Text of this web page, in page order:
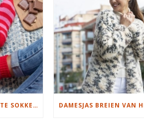
MOOIE DIKGESTREEPTE SOKKEN BREIEN VAN DURABLE GAREN